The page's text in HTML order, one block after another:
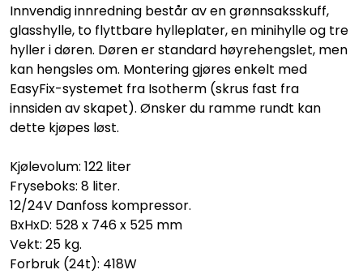
Innvendig innredning består av en grønnsaksskuff,
glasshylle, to flyttbare hylleplater, en minihylle og tre
hyller i døren. Døren er standard høyrehengslet, men
kan hengsles om. Montering gjøres enkelt med
EasyFix-systemet fra Isotherm (skrus fast fra
innsiden av skapet). Ønsker du ramme rundt kan
dette kjøpes løst.
Kjølevolum: 122 liter
Fryseboks: 8 liter.
12/24V Danfoss kompressor.
BxHxD: 528 x 746 x 525 mm
Vekt: 25 kg.
Forbruk (24t): 418W